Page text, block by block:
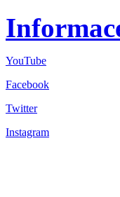
YouTube
Facebook
Twitter
Instagram